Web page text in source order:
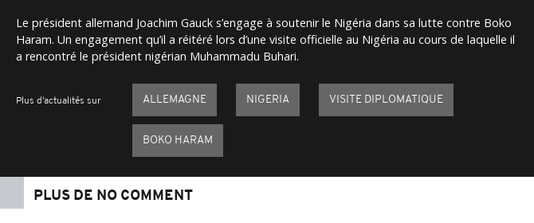
Le président allemand Joachim Gauck s’engage à soutenir le Nigéria dans sa lutte contre Boko
Haram. Un engagement qu’il a réitéré lors d’une visite officielle au Nigéria au cours de laquelle il
a rencontré le président nigérian Muhammadu Buhari.
Plus d'actualités sur ALLEMAGNE NIGERIA VISITE DIPLOMATIQUE
BOKO HARAM
PLUS DE NO COMMENT